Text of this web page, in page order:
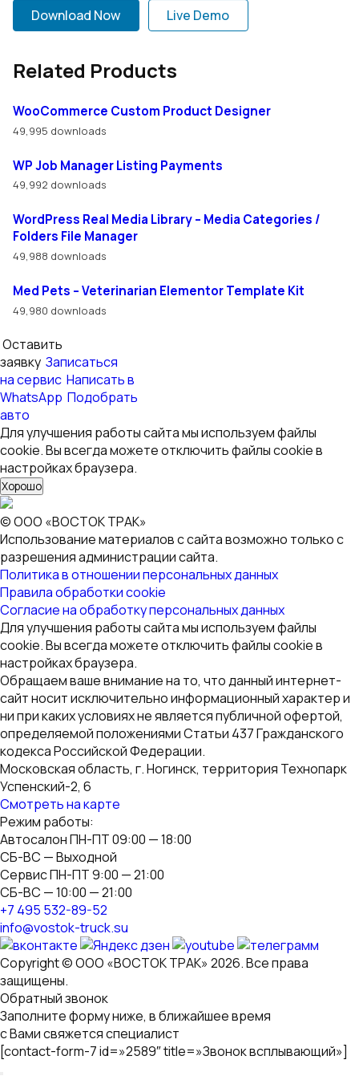
Download Now
Live Demo
Related Products
WooCommerce Custom Product Designer
49,995 downloads
WP Job Manager Listing Payments
49,992 downloads
WordPress Real Media Library – Media Categories /
Folders File Manager
49,988 downloads
Med Pets – Veterinarian Elementor Template Kit
49,980 downloads
Оставить
заявку Записаться
на сервис Написать в
WhatsApp Подобрать
авто
Для улучшения работы сайта мы используем файлы
cookie. Вы всегда можете отключить файлы cookie в
настройках браузера.
Хорошо
© ООО «ВОСТОК ТРАК»
Использование материалов с сайта возможно только с
разрешения администрации сайта.
Политика в отношении персональных данных
Правила обработки cookie
Согласие на обработку персональных данных
Для улучшения работы сайта мы используем файлы
cookie. Вы всегда можете отключить файлы cookie в
настройках браузера.
Обращаем ваше внимание на то, что данный интернет-
сайт носит исключительно информационный характер и
ни при каких условиях не является публичной офертой,
определяемой положениями Статьи 437 Гражданского
кодекса Российской Федерации.
Московская область, г. Ногинск, территория Технопарк
Успенский-2, 6
Смотреть на карте
Режим работы:
Автосалон ПН-ПТ 09:00 — 18:00
СБ-ВС — Выходной
Сервис ПН-ПТ 9:00 — 21:00
СБ-ВС — 10:00 — 21:00
+7 495 532-89-52
info@vostok-truck.su
Copyright © ООО «ВОСТОК ТРАК» 2026. Все права
защищены.
Обратный звонок
Заполните форму ниже, в ближайшее время
с Вами свяжется специалист
[contact-form-7 id=»2589″ title=»Звонок всплывающий»]